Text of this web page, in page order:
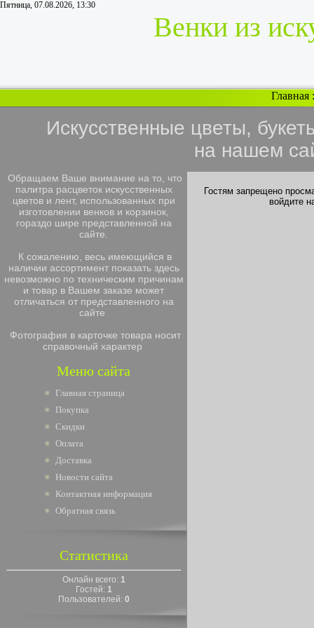
Пятница, 07.08.2026, 13:30
Венки из
Главная
Искусственные цветы,
на нашем
Обращаем Ваше внимание на то, что
палитра расцветок искусственных
цветов и лент, использованных при
изготовлении венков и корзинок,
гораздо шире представленной на
сайте.
К сожалению, весь имеющийся в
наличии ассортимент показать здесь
невозможно по техническим причинам
и товар в Вашем заказе может
отличаться от представленного на
сайте
Фотография в карточке товара носит
справочный характер
Меню сайта
Главная страница
Покупка
Скидки
Оплата
Доставка
Новости сайта
Контактная информация
Обратная связь
Статистика
Онлайн всего: 1
Гостей: 1
Пользователей: 0
Гостям запрещено
войдите